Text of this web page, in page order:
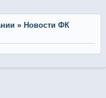
» Новости ФК